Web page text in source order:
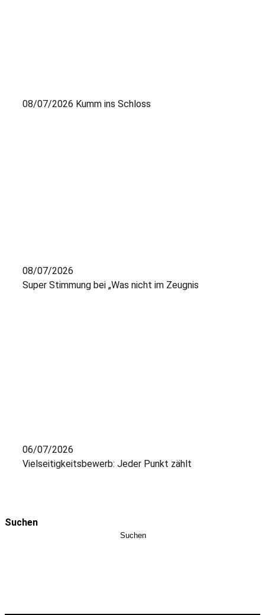
08/07/2026 Kumm ins Schloss
08/07/2026
Super Stimmung bei „Was nicht im Zeugnis
06/07/2026
Vielseitigkeitsbewerb: Jeder Punkt zählt
Suchen
Suchen